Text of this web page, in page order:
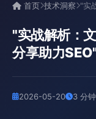
首页 技术洞察
"实战解析：
分享助力
2026-05-20 3 分